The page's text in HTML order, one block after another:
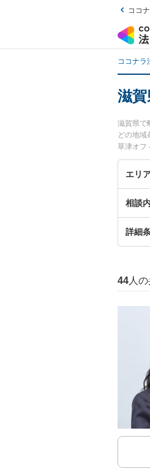
ココ
ココナラ
滋
滋賀県で
どの地域
草津オフ
みなどが
たい』
エリ
相談
詳細
44 人